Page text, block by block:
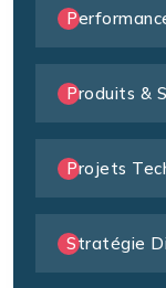
Produits &
Projets
Stratégie